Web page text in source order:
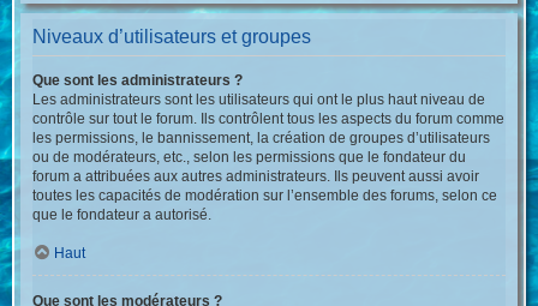
Niveaux d’utilisateurs et groupes
Que sont les administrateurs ?
Les administrateurs sont les utilisateurs qui ont le plus haut niveau de
contrôle sur tout le forum. Ils contrôlent tous les aspects du forum comme
les permissions, le bannissement, la création de groupes d’utilisateurs
ou de modérateurs, etc., selon les permissions que le fondateur du
forum a attribuées aux autres administrateurs. Ils peuvent aussi avoir
toutes les capacités de modération sur l’ensemble des forums, selon ce
que le fondateur a autorisé.
Haut
Que sont les modérateurs ?